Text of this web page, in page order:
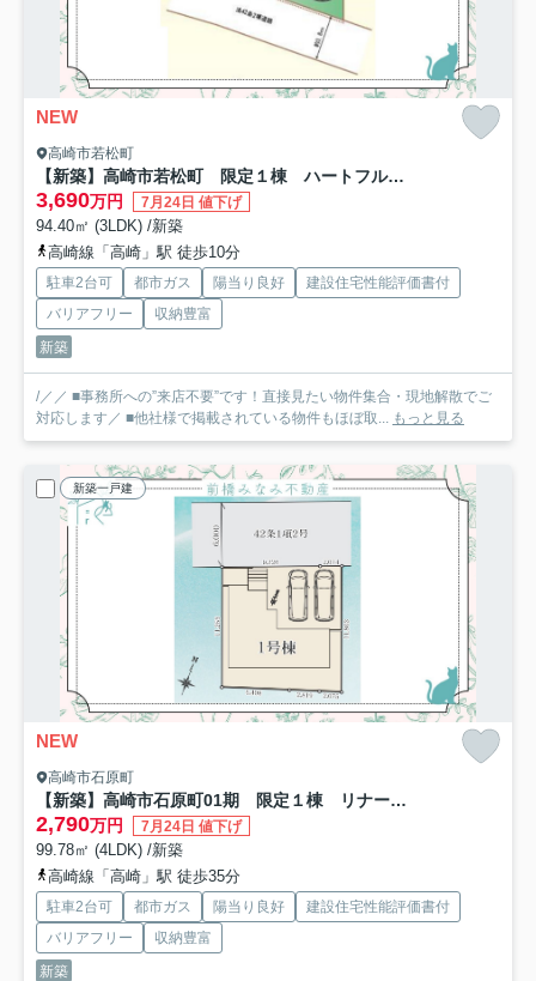
NEW
高崎市若松町
【新築】高崎市若松町 限定１棟 ハートフルタウン 新築建売
3,690万円 7月24日 値下げ
94.40㎡ (3LDK) /新築
高崎線「高崎」駅 徒歩10分
駐車2台可 都市ガス 陽当り良好
建設住宅性能評価書付
バリアフリー
収納豊富
新築
/／／ ■事務所への”来店不要”です！直接見たい物件集合・現地解散でご
対応します／ ■他社様で掲載されている物件もほぼ取... もっと見る
新築一戸建
NEW
高崎市石原町
【新築】高崎市石原町01期 限定１棟 リナージュ 新築建売
2,790万円 7月24日 値下げ
99.78㎡ (4LDK) /新築
高崎線「高崎」駅 徒歩35分
駐車2台可 都市ガス 陽当り良好
建設住宅性能評価書付
バリアフリー
収納豊富
新築